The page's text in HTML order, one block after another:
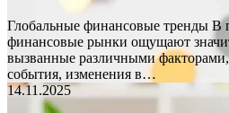
Глобальные финансовые тренды В
финансовые рынки ощущают
вызванные различными
события, изменения в…
14.11.2025